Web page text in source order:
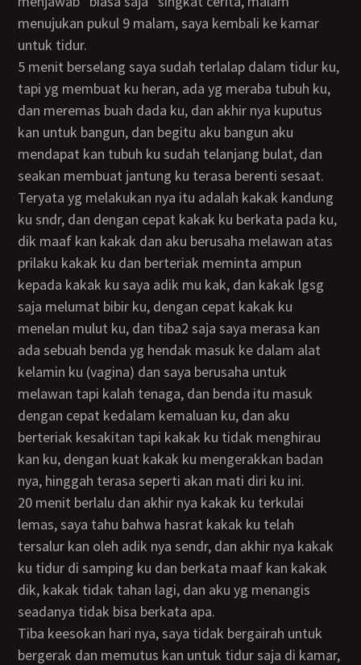
menujukan pukul 9 malam, saya kembali ke kamar
untuk tidur.
5 menit berselang saya sudah terlalap dalam tidur ku,
tapi yg membuat ku heran, ada yg meraba tubuh ku,
dan meremas buah dada ku, dan akhir nya kuputus
kan untuk bangun, dan begitu aku bangun aku
mendapat kan tubuh ku sudah telanjang bulat, dan
seakan membuat jantung ku terasa berenti sesaat.
teryata yg melakukan nya itu adalah kakak kandung
ku sndr, dan dengan cepat kakak ku berkata pada ku,
dik maaf kan kakak dan aku berusaha melawan atas
prilaku kakak ku dan berteriak meminta ampun
kepada kakak ku saya adik mu kak, dan kakak lgsg
saja melumat bibir ku, dengan cepat kakak ku
menelan mulut ku, dan tiba2 saja saya merasa kan
ada sebuah benda yg hendak masuk ke dalam alat
kelamin ku (vagina) dan saya berusaha untuk
melawan tapi kalah tenaga, dan benda itu masuk
dengan cepat kedalam kemaluan ku, dan aku
berteriak kesakitan tapi kakak ku tidak menghirau
kan ku, dengan kuat kakak ku mengerakkan badan
nya, hinggah terasa seperti akan mati diri ku ini.
20 menit berlalu dan akhir nya kakak ku terkulai
lemas, saya tahu bahwa hasrat kakak ku telah
tersalur kan oleh adik nya sendr, dan akhir nya kakak
ku tidur di samping ku dan berkata maaf kan kakak
dik, kakak tidak tahan lagi, dan aku yg menangis
seadanya tidak bisa berkata apa.
tiba keesokan hari nya, saya tidak bergairah untuk
bergerak dan memutus kan untuk tidur saja di kamar,